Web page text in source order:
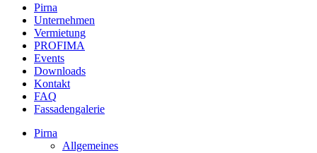
Pirna
Unternehmen
Vermietung
PROFIMA
Events
Downloads
Kontakt
FAQ
Fassadengalerie
Pirna
Allgemeines